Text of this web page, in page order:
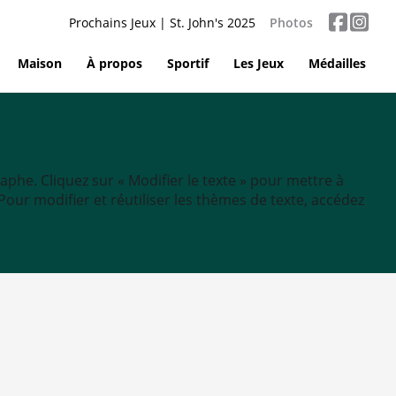
Prochains Jeux | St. John's 2025 Photos
Maison À propos Sportif Les Jeux Médailles
Cliquez sur « Modifier le texte » pour mettre à
modifier et réutiliser les thèmes de texte, accédez